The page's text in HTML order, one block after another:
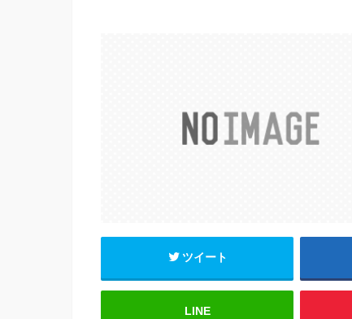
a
wi
m
ツイート
LINE